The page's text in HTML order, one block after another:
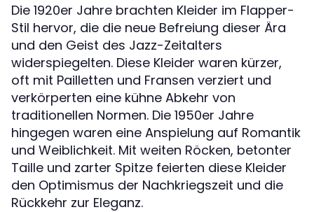
Die 1920er Jahre brachten Kleider im Flapper-
Stil hervor, die die neue Befreiung dieser Ära
und den Geist des Jazz-Zeitalters
widerspiegelten. Diese Kleider waren kürzer,
oft mit Pailletten und Fransen verziert und
verkörperten eine kühne Abkehr von
traditionellen Normen. Die 1950er Jahre
hingegen waren eine Anspielung auf Romantik
und Weiblichkeit. Mit weiten Röcken, betonter
Taille und zarter Spitze feierten diese Kleider
den Optimismus der Nachkriegszeit und die
Rückkehr zur Eleganz.